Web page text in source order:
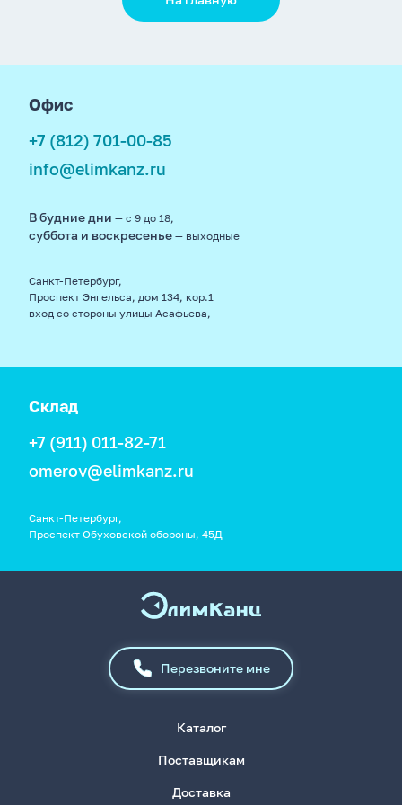
Офис
+7 (812) 701-00-85
info@elimkanz.ru
В будние дни — с 9 до 18,
суббота и воскресенье — выходные
Санкт-Петербург,
Проспект Энгельса, дом 134, кор.1
вход со стороны улицы Асафьева,
Склад
+7 (911) 011-82-71
omerov@elimkanz.ru
Санкт-Петербург,
Проспект Обуховской обороны, 45Д
Перезвоните мне
Каталог
Поставщикам
Доставка